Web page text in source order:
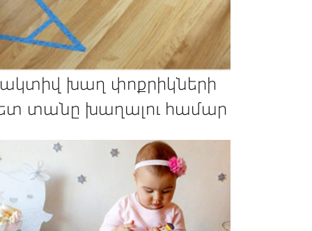
ակտիվ խաղ փոքրիկների
տանը խաղալու համար